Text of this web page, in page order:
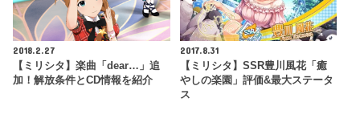
2018.2.27
【ミリシタ】楽曲「dear…」追
加！解放条件とCD情報を紹介
2017.8.31
【ミリシタ】SSR豊川風花「癒
やしの楽園」評価&最大ステータ
ス